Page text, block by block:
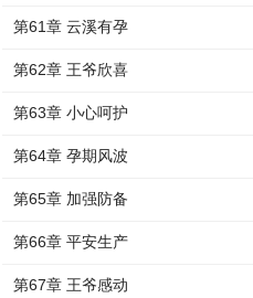
第61章 云溪有孕
第62章 王爷欣喜
第63章 小心呵护
第64章 孕期风波
第65章 加强防备
第66章 平安生产
第67章 王爷感动